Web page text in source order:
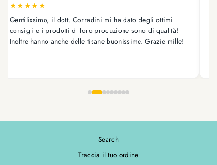
★★★★★
Gentilissimo, il dott. Corradini mi ha dato degli ottimi
consigli e i prodotti di loro produzione sono di qualità!
Inoltre hanno anche delle tisane buonissime. Grazie mille!
Search
Traccia il tuo ordine